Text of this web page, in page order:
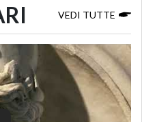
VEDI TUTTE